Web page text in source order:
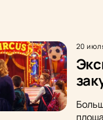
20